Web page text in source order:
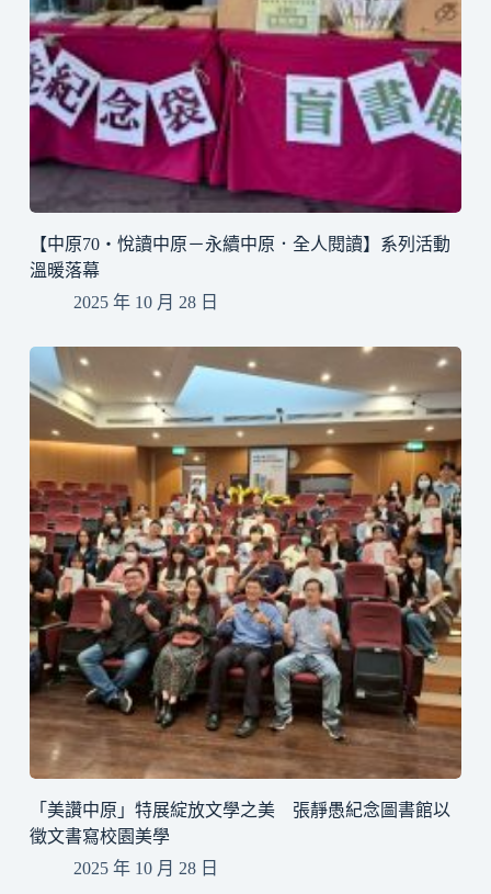
【中原70・悅讀中原－永續中原．全人閱讀】系列活動
溫暖落幕
2025 年 10 月 28 日
「美讚中原」特展綻放文學之美 張靜愚紀念圖書館以
徵文書寫校園美學
2025 年 10 月 28 日